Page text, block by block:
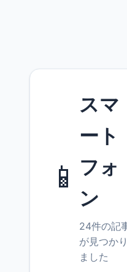
📱
スマ
ート
フォ
ン
24件の記
が見つかり
ました